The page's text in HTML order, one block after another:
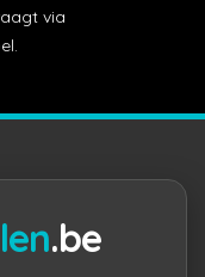
via
.be